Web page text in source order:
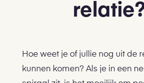
Hoe weet je of jullie nog uit de
kunnen komen? Als je in een